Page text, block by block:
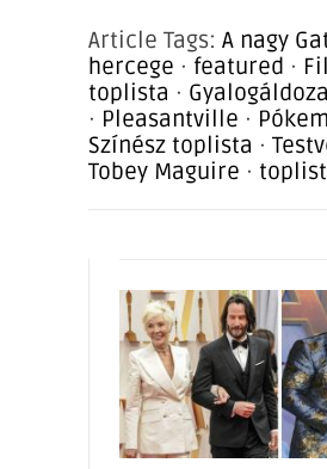
Article Tags: A nagy
hercege · featured ·
toplista ·
· Pleasantville ·
Színész toplista ·
Tobey Maguire ·